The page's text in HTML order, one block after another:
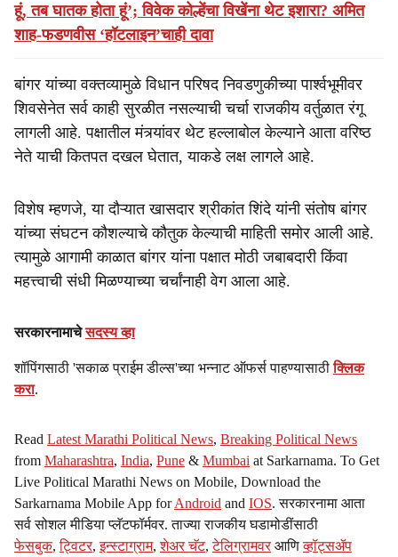
हूं, तब घातक होता हूं’; विवेक कोल्हेंचा विखेंना थेट इशारा? अमित
शाह-फडणवीस ‘हॉटलाइन’चाही दावा
बांगर यांच्या वक्तव्यामुळे विधान परिषद निवडणुकीच्या पार्श्वभूमीवर
शिवसेनेत सर्व काही सुरळीत नसल्याची चर्चा राजकीय वर्तुळात रंगू
लागली आहे. पक्षातील मंत्र्यांवर थेट हल्लाबोल केल्याने आता वरिष्ठ
नेते याची कितपत दखल घेतात, याकडे लक्ष लागले आहे.
विशेष म्हणजे, या दौऱ्यात खासदार श्रीकांत शिंदे यांनी संतोष बांगर
यांच्या संघटन कौशल्याचे कौतुक केल्याची माहिती समोर आली आहे.
त्यामुळे आगामी काळात बांगर यांना पक्षात मोठी जबाबदारी किंवा
महत्त्वाची संधी मिळण्याच्या चर्चांनाही वेग आला आहे.
सरकारनामाचेसदस्य व्हा
शॉपिंगसाठी 'सकाळ प्राईम डील्स'च्या भन्नाट ऑफर्स पाहण्यासाठीक्लिक
करा.
Read Latest Marathi Political News, Breaking Political News
from Maharashtra, India, Pune & Mumbai at Sarkarnama. To Get
Live Political Marathi News on Mobile, Download the
Sarkarnama Mobile App forAndroid and IOS. सरकारनामा आता
सर्व सोशल मीडिया प्लॅटफॉर्मवर. ताज्या राजकीय घडामोडींसाठी
फेसबुक,ट्विटर,इन्स्टाग्राम,शेअर चॅट,टेलिग्रामवर आणिव्हॉट्सॲप